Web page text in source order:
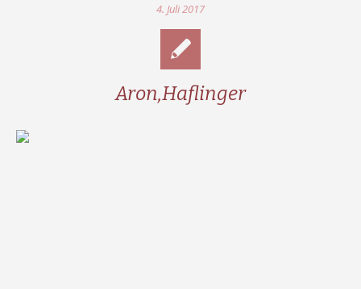
4. Juli 2017
Aron,Haflinger